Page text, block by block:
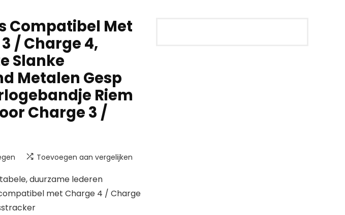
Compatibel Met
/ Charge 4,
Slanke
Metalen Gesp
Riem
Charge 3 /
Toevoegen aan vergelijken
duurzame lederen
met Charge 4 / Charge